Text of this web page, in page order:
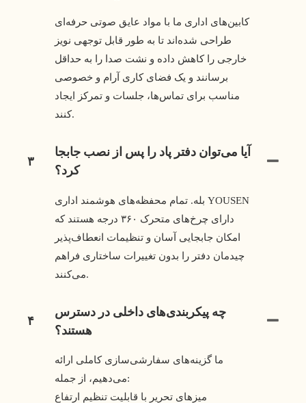
کابین‌های اداری ما با مواد عایق صوتی حرفه‌ای
طراحی شده‌اند تا به طور قابل توجهی نویز
خارجی را کاهش داده و نشت صدا را به حداقل
برسانند و یک فضای کاری آرام و خصوصی
مناسب برای تماس‌ها، جلسات و تمرکز ایجاد
کنند.
۳
آیا می‌توان دفتر پاد را پس از نصب جابجا
کرد؟
بله. تمام محفظه‌های هوشمند اداری YOUSEN
دارای چرخ‌های متحرک ۳۶۰ درجه هستند که
امکان جابجایی آسان و تنظیمات انعطاف‌پذیر
چیدمان دفتر را بدون تغییرات ساختاری فراهم
می‌کنند.
۴
چه پیکربندی‌های داخلی در دسترس
هستند؟
ما گزینه‌های سفارشی‌سازی کاملی ارائه
می‌دهیم، از جمله:
میزهای تحریر با قابلیت تنظیم ارتفاع